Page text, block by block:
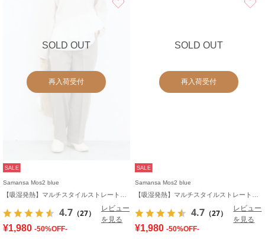
SOLD OUT
再入荷受付
SALE
Samansa Mos2 blue
4.7 （27）
レビュー
を見る
¥1,980 -50%OFF-
SOLD OUT
再入荷受付
SALE
Samansa Mos2 blue
4.7 （27）
レビュー
を見る
¥1,980 -50%OFF-